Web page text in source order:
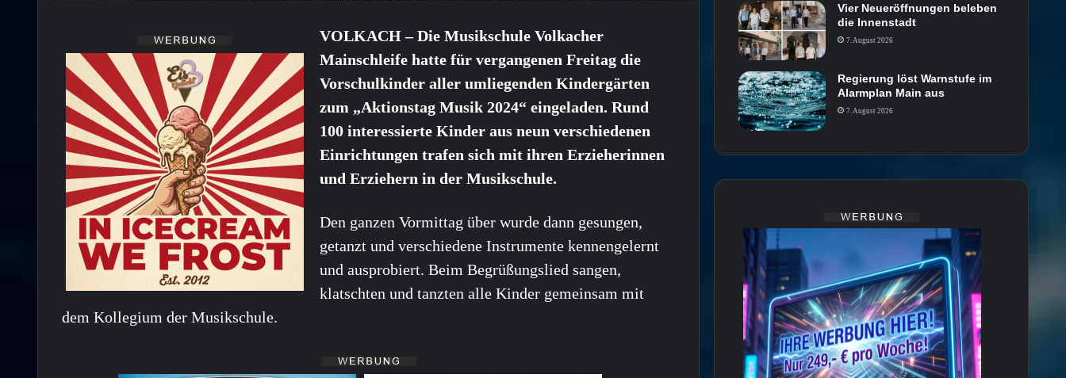
VOLKACH – Die Musikschule Volkacher
Mainschleife hatte für vergangenen Freitag die
Vorschulkinder aller umliegenden Kindergärten
zum „Aktionstag Musik 2024“ eingeladen. Rund
100 interessierte Kinder aus neun verschiedenen
Einrichtungen trafen sich mit ihren Erzieherinnen
und Erziehern in der Musikschule.
Den ganzen Vormittag über wurde dann gesungen,
getanzt und verschiedene Instrumente kennengelernt
und ausprobiert. Beim Begrüßungslied sangen,
klatschten und tanzten alle Kinder gemeinsam mit
dem Kollegium der Musikschule.
Vier Neueröffnungen beleben
die Innenstadt
7. August 2026
Regierung löst Warnstufe im
Alarmplan Main aus
7. August 2026